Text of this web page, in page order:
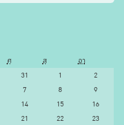
ศ ส
อา
31 1
2
7 8
9
14 15
16
21 22
23